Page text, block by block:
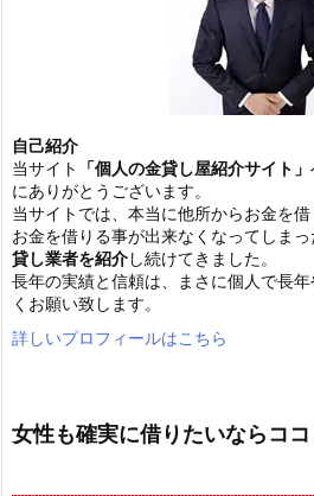
自己紹介
当サイト
「個人の金貸し屋紹介サイト」
にありがとうございます。
当サイトでは、本当に他所からお金を
お金を借りる事が出来なくなってしまっ
貸し業者を紹介し続けてきました。
長年の実績と信頼は、まさに個人で長
くお願い致します。
詳しいプロフィールはこちら
女性も確実に借りたいならココ